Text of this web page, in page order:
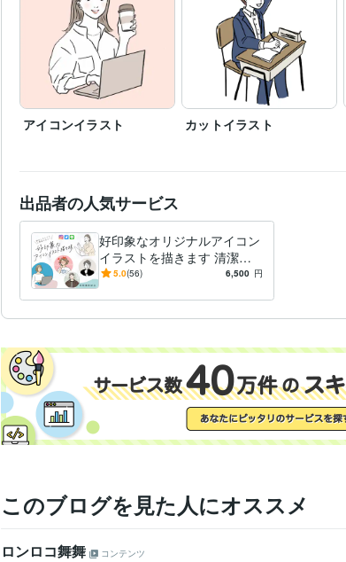
アイコンイラスト カットイラスト
出品者の人気サービス
好印象なオリジナルアイコン
イラストを描きます 清潔感
のある線画イラストをオーダ
5.0(56) 6,500 円
このブログを見た人にオススメ
ロンロコ舞舞
コンテンツ